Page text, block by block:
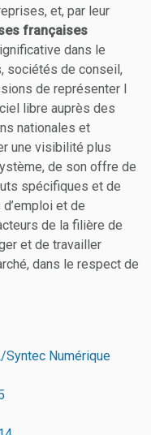
et, par leur
françaises
dans le
sociétés de conseil,
de représenter l
libre auprès des
nationales et
une visibilité plus
de son offre de
spécifiques et de
et de
de la filière de
et de travailler
dans le respect de
Syntec Numérique